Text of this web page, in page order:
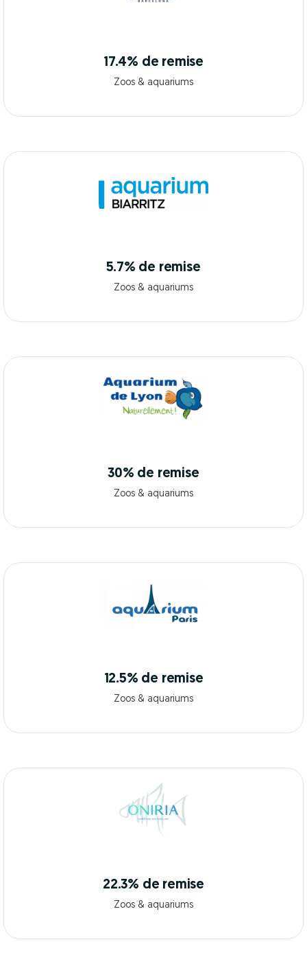
17.4% de remise
Zoos & aquariums
5.7% de remise
Zoos & aquariums
30% de remise
Zoos & aquariums
12.5% de remise
Zoos & aquariums
22.3% de remise
Zoos & aquariums